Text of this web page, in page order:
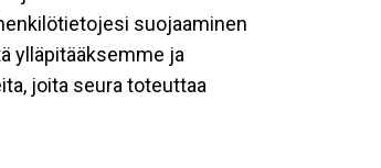
suojaaminen
ylläpitääksemme ja
joita seura toteuttaa